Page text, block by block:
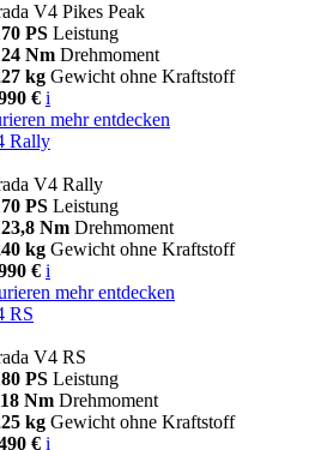
V4 Pikes Peak
PS Leistung
Nm Drehmoment
kg Gewicht ohne Kraftstoff
€ i
mehr entdecken
Rally
V4 Rally
PS Leistung
Nm Drehmoment
kg Gewicht ohne Kraftstoff
€ i
mehr entdecken
RS
V4 RS
PS Leistung
Nm Drehmoment
kg Gewicht ohne Kraftstoff
€ i